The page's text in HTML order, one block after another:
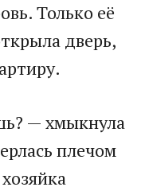
Только её
дверь,
— хмыкнула
плечом